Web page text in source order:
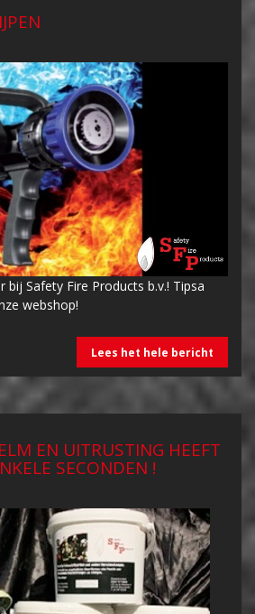
bij Safety Fire Products b.v.! Tipsa
webshop!
Lees het hele bericht
EN UITRUSTING HEEFT
SECONDEN !